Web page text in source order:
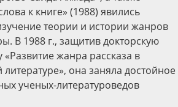
к книге» (1988) явились
теории и истории жанров
В 1988 г., защитив докторскую
«Развитие жанра рассказа в
литературе», она заняла достойное
ученых-литературоведов